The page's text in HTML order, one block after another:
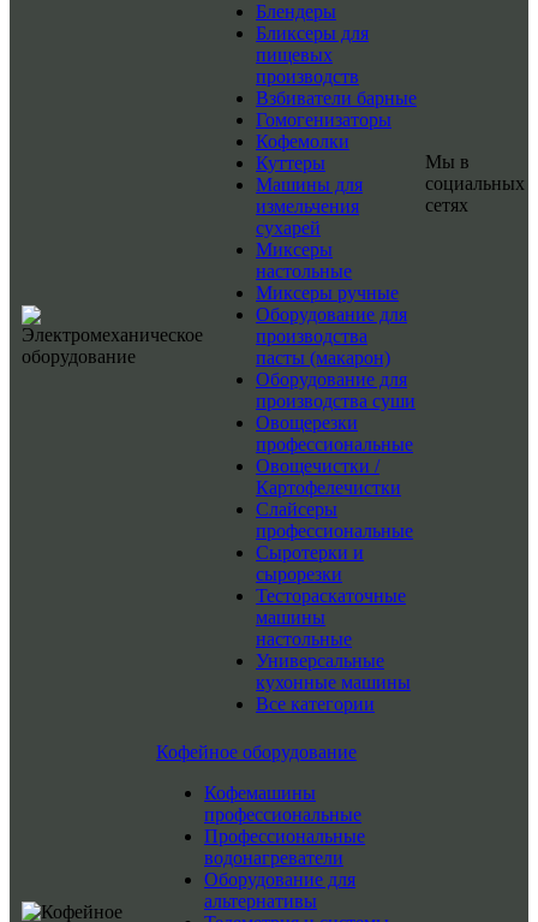
Блендеры
Бликсеры для
пищевых
производств
Взбиватели барные
Гомогенизаторы
Кофемолки
Куттеры
Машины для
измельчения
сухарей
Миксеры
настольные
Миксеры ручные
Оборудование для
производства
пасты (макарон)
Оборудование для
производства суши
Овощерезки
профессиональные
Овощечистки /
Картофелечистки
Слайсеры
профессиональные
Сыротерки и
сырорезки
Тестораскаточные
машины
настольные
Универсальные
кухонные машины
Все категории
Кофейное оборудование
Кофемашины
профессиональные
Профессиональные
водонагреватели
Оборудование для
альтернативы
Мы в
социальных
сетях